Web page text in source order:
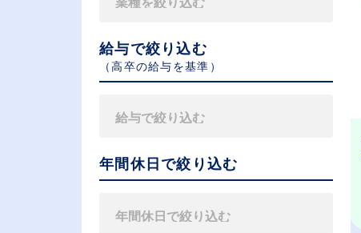
給与で絞り込む
（⾼卒の給与を基準）
年間休日で絞り込む